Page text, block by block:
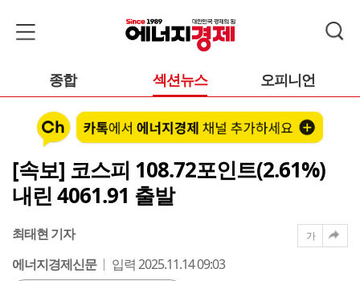
종합 섹션뉴스 오피니언
[속보] 코스피 108.72포인트(2.61%)
내린 4061.91 출발
최태현 기자
에너지경제신문
입력 2025.11.14 09:03
가